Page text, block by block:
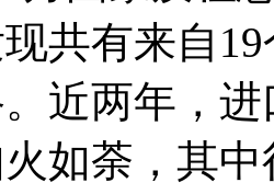
共有来自
近两年，
如荼，其